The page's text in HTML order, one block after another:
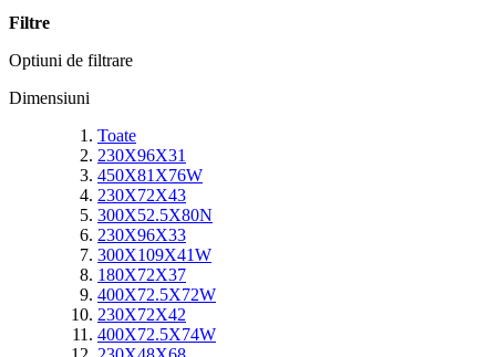
Filtre
Optiuni de filtrare
Dimensiuni
Toate
230X96X31
450X81X76W
230X72X43
300X52.5X80N
230X96X33
300X109X41W
180X72X37
400X72.5X72W
230X72X42
400X72.5X74W